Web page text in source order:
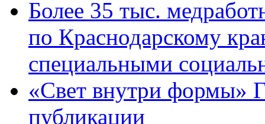
Более 35 тыс.
по Краснодарскому
специальными
«Свет внутри формы»
публикации